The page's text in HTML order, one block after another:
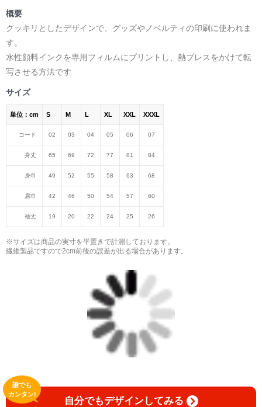
概要
クッキリとしたデザインで、グッズやノベルティの印刷に使われま
す。
水性顔料インクを専用フィルムにプリントし、熱プレスをかけて転
写させる方法です
サイズ
単位：cm S M L XL XXL XXXL
コード 02 03 04 05 06 07
身丈 65 69 72 77 81 84
身巾 49 52 55 58 63 68
肩巾 42 46 50 54 57 60
袖丈 19 20 22 24 25 26
※サイズは商品の実寸を平置きで計測しております。
繊維製品ですので2cm前後の誤差が出る場合があります。
自分でもデザインしてみる
誰でも
カンタン!